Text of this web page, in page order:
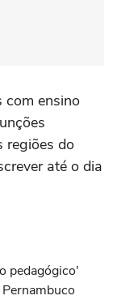
com ensino
regiões do
até o dia
pedagógico'